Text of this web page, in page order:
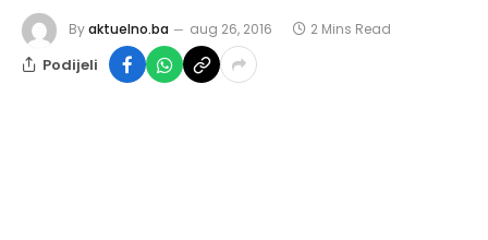
Byaktuelno.ba aug 26, 2016 2 Mins Read
Podijeli